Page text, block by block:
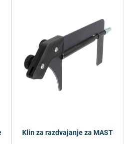
strojne stolove MASTER cut
Klin za razdvajanje za MASTER